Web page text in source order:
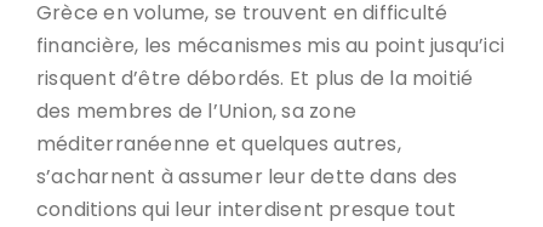
Grèce en volume, se trouvent en difficulté
financière, les mécanismes mis au point jusqu’ici
risquent d’être débordés. Et plus de la moitié
des membres de l’Union, sa zone
méditerranéenne et quelques autres,
s’acharnent à assumer leur dette dans des
conditions qui leur interdisent presque tout